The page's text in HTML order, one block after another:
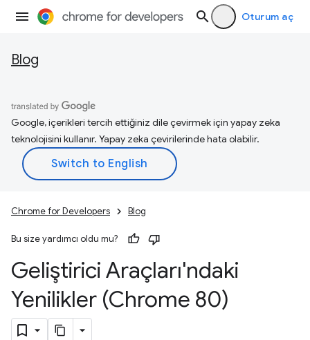
Oturum aç
Blog
Google, içerikleri tercih ettiğiniz dile çevirmek için yapay zeka
teknolojisini kullanır. Yapay zeka çevirilerinde hata olabilir.
Chrome for Developers Blog
Bu size yardımcı oldu mu?
Geliştirici Araçları'ndaki
Yenilikler (Chrome 80)